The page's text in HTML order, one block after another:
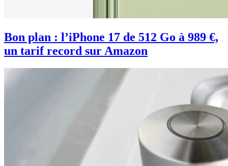
Bon plan : l’iPhone 17 de 512 Go à 989 €,
un tarif record sur Amazon